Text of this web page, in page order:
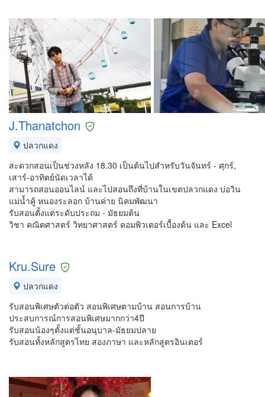
J.Thanatchon
ปลวกแดง
สะดวกสอนเป็นช่วงหลัง 18.30 เป็นต้นไปสำหรับวันจันทร์ - ศุกร์,
เสาร์-อาทิตย์นัดเวลาได้
สามารถสอนออนไลน์ และไปสอนถึงที่บ้านในเขตปลวกแดง บ่อวิน
แม่น้ำคู้ หนองระลอก บ้านค่าย นิคมพัฒนา
รับสอนตั้งแต่ระดับประถม - มัธยมต้น
วิชา คณิตศาสตร์ วิทยาศาสตร์ คอมพิวเตอร์เบื้องต้น และ Excel
Kru.Sure
ปลวกแดง
รับสอนพิเศษตัวต่อตัว สอนพิเศษตามบ้าน สอนการบ้าน
ประสบการณ์การสอนพิเศษมากกว่า4ปี
รับสอนน้องๆตั้งแต่ชั้นอนุบาล-มัธยมปลาย
รับสอนทั้งหลักสูตรไทย สองภาษา และหลักสูตรอินเตอร์